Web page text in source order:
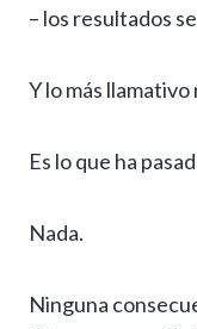
– los resultados
Y lo más
Es lo que ha
Nada.
Ninguna